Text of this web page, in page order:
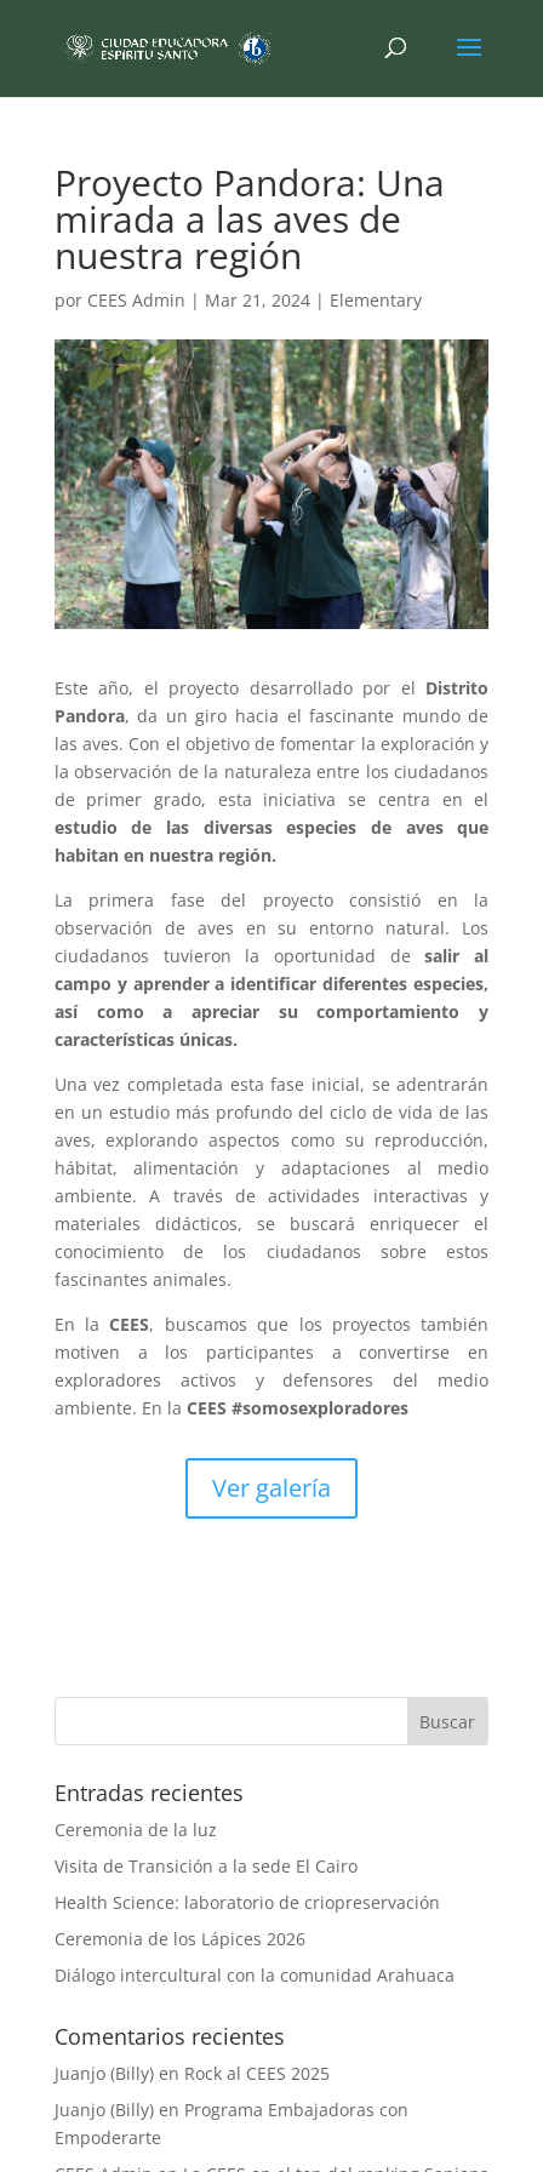
Proyecto Pandora: Una
mirada a las aves de
nuestra región
por CEES Admin | Mar 21, 2024| Elementary
Este año, el proyecto desarrollado por el Distrito
Pandora, da un giro hacia el fascinante mundo de
las aves. Con el objetivo de fomentar la exploración y
la observación de la naturaleza entre los ciudadanos
de primer grado, esta iniciativa se centra en el
estudio de las diversas especies de aves que
habitan en nuestra región.
La primera fase del proyecto consistió en la
observación de aves en su entorno natural. Los
ciudadanos tuvieron la oportunidad desalir al
campo y aprender a identificar diferentes especies,
así como a apreciar su comportamiento y
características únicas.
Una vez completada esta fase inicial, se adentrarán
en un estudio más profundo del ciclo de vida de las
aves, explorando aspectos como su reproducción,
hábitat, alimentación y adaptaciones al medio
ambiente. A través de actividades interactivas y
materiales didácticos, se buscará enriquecer el
conocimiento de los ciudadanos sobre estos
fascinantes animales.
En laCEES, buscamos que los proyectos también
motiven a los participantes a convertirse en
exploradores activos y defensores del medio
ambiente. En la CEES #somosexploradores
Ver galería
Entradas recientes
Ceremonia de la luz
Visita de Transición a la sede El Cairo
Health Science: laboratorio de criopreservación
Ceremonia de los Lápices 2026
Diálogo intercultural con la comunidad Arahuaca
Comentarios recientes
Juanjo (Billy)en Rock al CEES 2025
Juanjo (Billy)en Programa Embajadoras con
Empoderarte